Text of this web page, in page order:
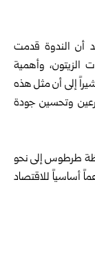
أن الندوة قدمت
الزيتون، وأهمية
إلى أن مثل هذه
وتحسين جودة
طرطوس إلى نحو
أساسياً للاقتصاد